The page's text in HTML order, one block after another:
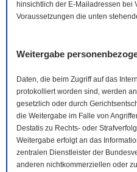
hinsichtlich der E-Mail adressen bei
Voraussetzungen die unten
Weitergabe
Daten, die beim Zugriff auf das
protokolliert worden sind, werden
gesetzlich oder durch
die Weitergabe im Falle von
Destatis zu Rechts- oder
Weitergabe erfolgt an das
zentralen Dienstleister der
anderen nichtkommerziellen oder